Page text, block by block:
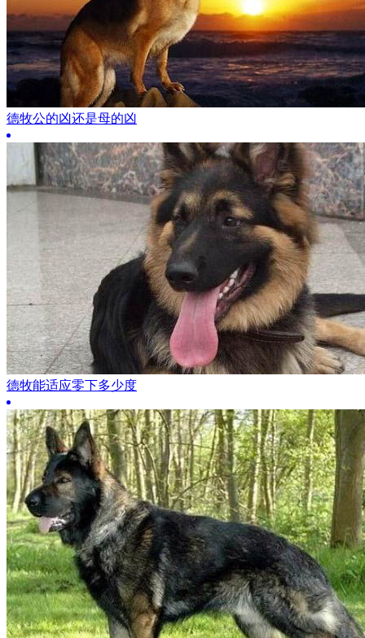
德牧公的凶还是母的凶
德牧能适应零下多少度